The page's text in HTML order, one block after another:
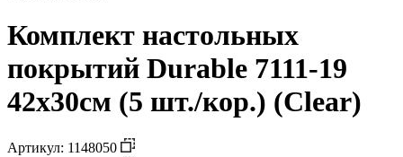
Комплект настольных
покрытий Durable 7111-19
42х30см (5 шт./кор.) (Clear)
Артикул: 1148050